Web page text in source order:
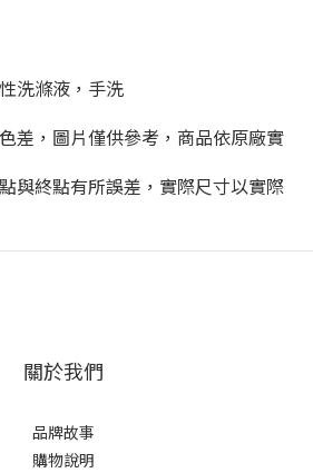
洗滌液，手洗
差，圖片僅供參考，商品依原廠實
與終點有所誤差，實際尺寸以實際
關於我們
品牌故事
購物說明